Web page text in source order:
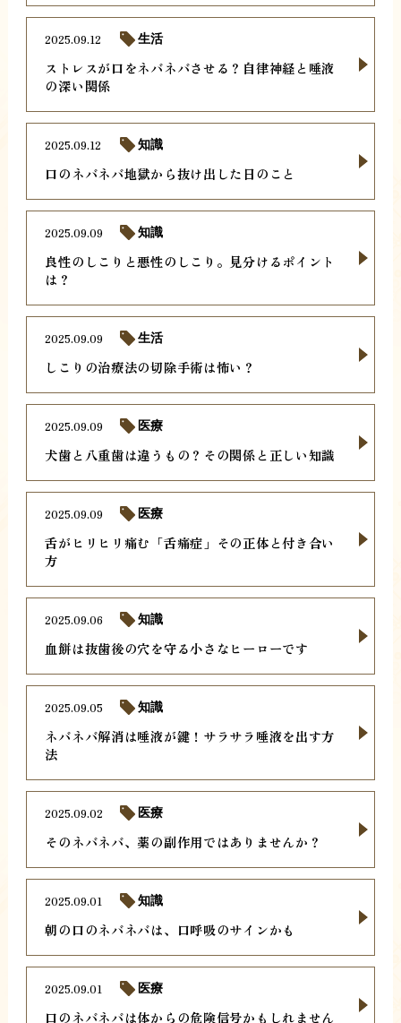
ストレスが口をネバネバさせる？自律神経と唾液
の深い関係
2025.09.12 生活
口のネバネバ地獄から抜け出した日のこと
2025.09.12 知識
良性のしこりと悪性のしこり。見分けるポイント
は？
2025.09.09 知識
しこりの治療法の切除手術は怖い？
2025.09.09 生活
犬歯と八重歯は違うもの？その関係と正しい知識
2025.09.09 医療
舌がヒリヒリ痛む「舌痛症」その正体と付き合い
方
2025.09.09 医療
血餅は抜歯後の穴を守る小さなヒーローです
2025.09.06 知識
ネバネバ解消は唾液が鍵！サラサラ唾液を出す方
法
2025.09.05 知識
そのネバネバ、薬の副作用ではありませんか？
2025.09.02 医療
朝の口のネバネバは、口呼吸のサインかも
2025.09.01 知識
口のネバネバは体からの危険信号かもしれません
2025.09.01 医療